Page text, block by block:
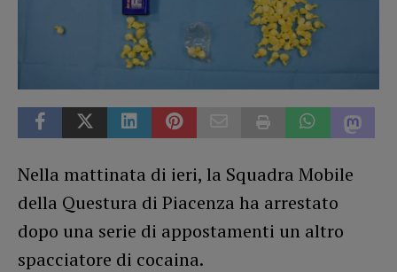
Nella mattinata di ieri, la Squadra Mobile
della Questura di Piacenza ha arrestato
dopo una serie di appostamenti un altro
spacciatore di cocaina.